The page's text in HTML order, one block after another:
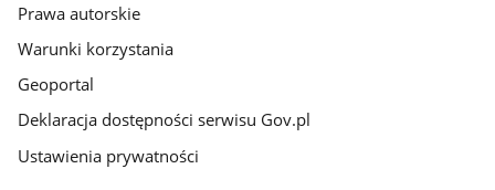
Prawa autorskie
Warunki korzystania
Geoportal
Deklaracja dostępności serwisu Gov.pl
Ustawienia prywatności